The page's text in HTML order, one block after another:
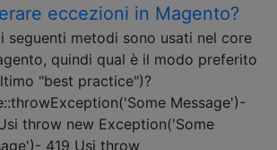
eccezioni in Magento?
seguenti metodi sono usati nel core
quindi qual è il modo preferito
"best practice")?
Message')-
throw new Exception('Some
419 Usi throw